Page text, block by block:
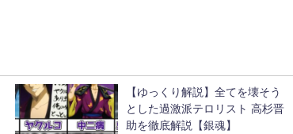
【ゆっくり解説】全てを壊そう
とした過激派テロリスト 高杉晋
助を徹底解説【銀魂】